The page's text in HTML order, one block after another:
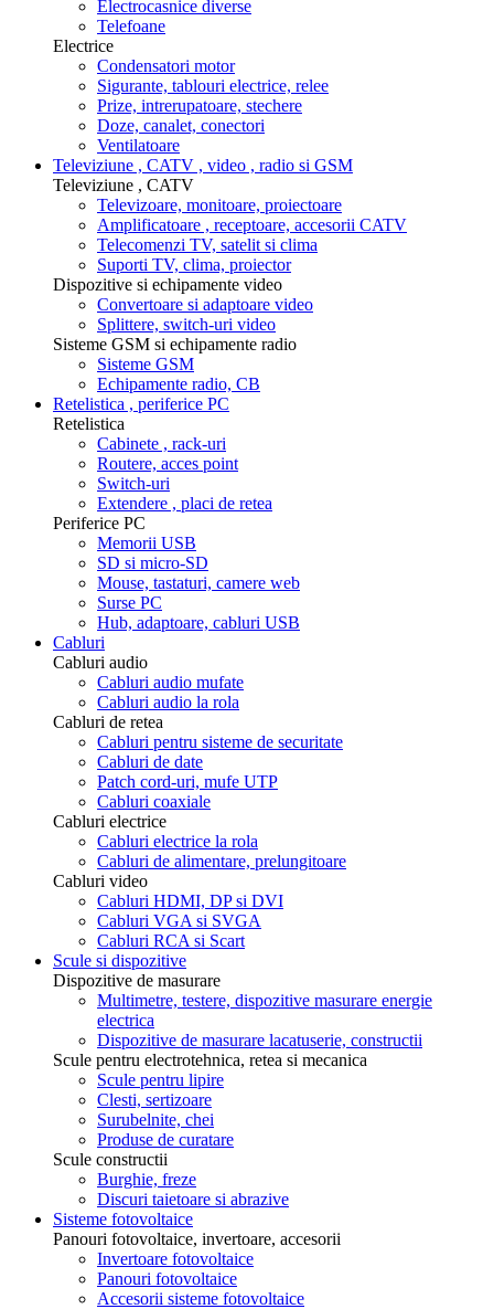
Electrocasnice diverse
Telefoane
Electrice
Condensatori motor
Sigurante, tablouri electrice, relee
Prize, intrerupatoare, stechere
Doze, canalet, conectori
Ventilatoare
Televiziune , CATV , video , radio si GSM
Televiziune , CATV
Televizoare, monitoare, proiectoare
Amplificatoare , receptoare, accesorii CATV
Telecomenzi TV, satelit si clima
Suporti TV, clima, proiector
Dispozitive si echipamente video
Convertoare si adaptoare video
Splittere, switch-uri video
Sisteme GSM si echipamente radio
Sisteme GSM
Echipamente radio, CB
Retelistica , periferice PC
Retelistica
Cabinete , rack-uri
Routere, acces point
Switch-uri
Extendere , placi de retea
Periferice PC
Memorii USB
SD si micro-SD
Mouse, tastaturi, camere web
Surse PC
Hub, adaptoare, cabluri USB
Cabluri
Cabluri audio
Cabluri audio mufate
Cabluri audio la rola
Cabluri de retea
Cabluri pentru sisteme de securitate
Cabluri de date
Patch cord-uri, mufe UTP
Cabluri coaxiale
Cabluri electrice
Cabluri electrice la rola
Cabluri de alimentare, prelungitoare
Cabluri video
Cabluri HDMI, DP si DVI
Cabluri VGA si SVGA
Cabluri RCA si Scart
Scule si dispozitive
Dispozitive de masurare
Multimetre, testere, dispozitive masurare energie
electrica
Dispozitive de masurare lacatuserie, constructii
Scule pentru electrotehnica, retea si mecanica
Scule pentru lipire
Clesti, sertizoare
Surubelnite, chei
Produse de curatare
Scule constructii
Burghie, freze
Discuri taietoare si abrazive
Sisteme fotovoltaice
Panouri fotovoltaice, invertoare, accesorii
Invertoare fotovoltaice
Panouri fotovoltaice
Accesorii sisteme fotovoltaice